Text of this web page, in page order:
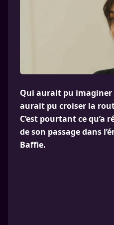
Qui aurait pu imaginer
aurait pu croiser la
C’est pourtant ce qu’a
de son passage dans
Baffie.